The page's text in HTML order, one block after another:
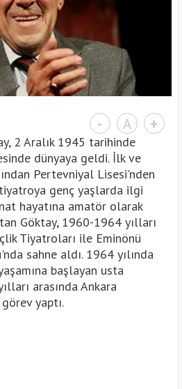
- A +
2 Aralık 1945 tarihinde
dünyaya geldi. İlk ve
Pertevniyal Lisesi'nden
genç yaşlarda ilgi
hayatına amatör olarak
Göktay, 1960-1964 yılları
Tiyatroları ile Eminönü
sahne aldı. 1964 yılında
başlayan usta
arasında Ankara
yaptı.